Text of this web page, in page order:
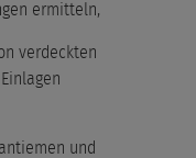
ermitteln,
verdeckten
und